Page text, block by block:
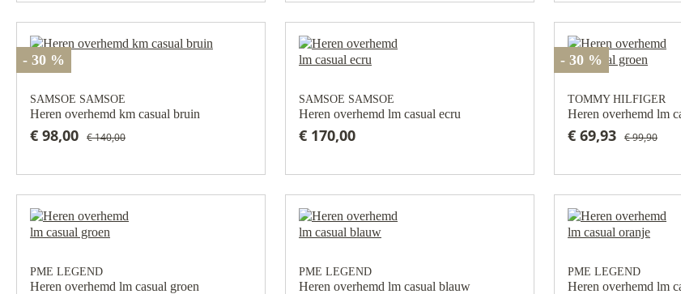
- 30 %
SAMSOE SAMSOE
Heren overhemd km casual bruin
€ 98,00 € 140,00
SAMSOE SAMSOE
Heren overhemd lm casual ecru
€ 170,00
- 30 %
TOMMY HILFIGER
Heren overhemd lm
€ 69,93 € 99,90
PME LEGEND
Heren overhemd lm casual groen
PME LEGEND
Heren overhemd lm casual blauw
PME LEGEND
Heren overhemd lm